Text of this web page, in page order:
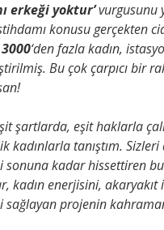
erkeği yoktur’vurgusunu
konusu gerçekten
3000‘den fazla kadın,
Bu çok çarpıcı bir
şartlarda, eşit haklarla
kadınlarla tanıştım. Sizleri
sonuna kadar hissettiren
kadın enerjisini,
sağlayan projenin